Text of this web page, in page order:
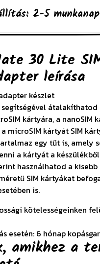
2-5 munkanap
30 Lite
leírása
készlet
átalakíthatod
kártyára, a nanoSIM
microSIM kártyát SIM
egy tűt is, amely
a kártyát a
használhatod a
SIM kártyákat
is.
kötelességeinken
esetén: 6 hónap
amikhez a